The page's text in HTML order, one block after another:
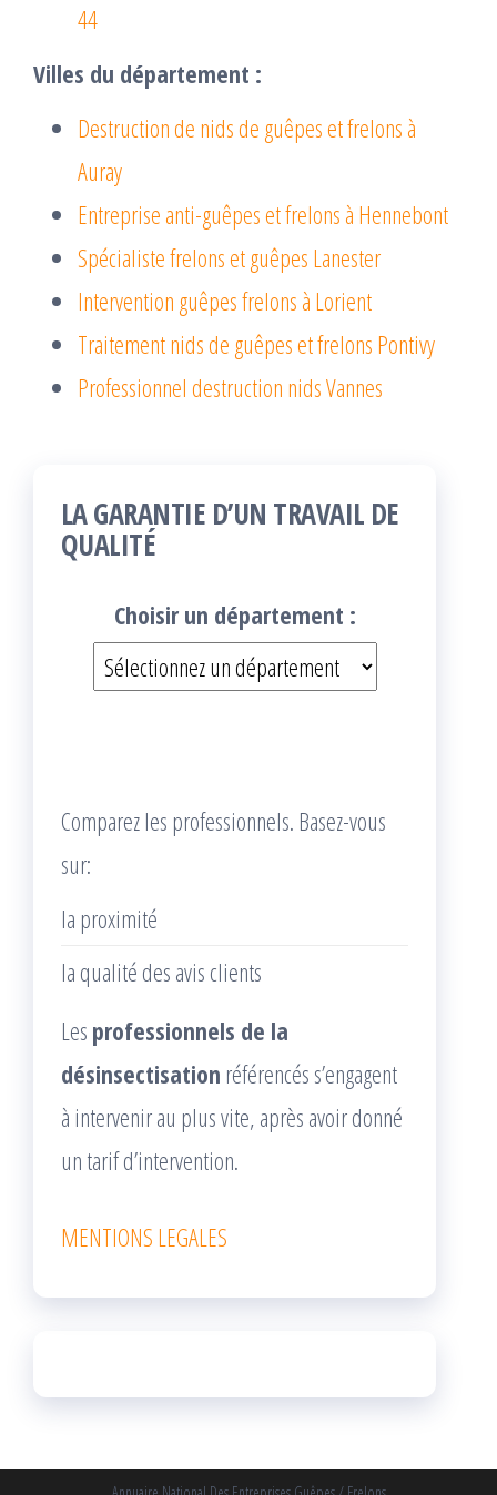
44
Villes du département :
Destruction de nids de guêpes et frelons à
Auray
Entreprise anti-guêpes et frelons à Hennebont
Spécialiste frelons et guêpes Lanester
Intervention guêpes frelons à Lorient
Traitement nids de guêpes et frelons Pontivy
Professionnel destruction nids Vannes
LA GARANTIE D’UN TRAVAIL DE
QUALITÉ
Choisir un département :
Comparez les professionnels. Basez-vous
sur:
la proximité
la qualité des avis clients
Les professionnels de la
désinsectisation référencés s’engagent
à intervenir au plus vite, après avoir donné
un tarif d’intervention.
MENTIONS LEGALES